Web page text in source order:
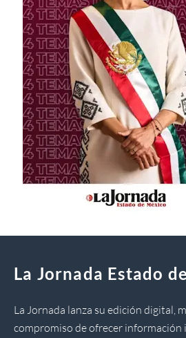
La Jornada Estado
La Jornada lanza su edición digital,
compromiso de ofrecer información